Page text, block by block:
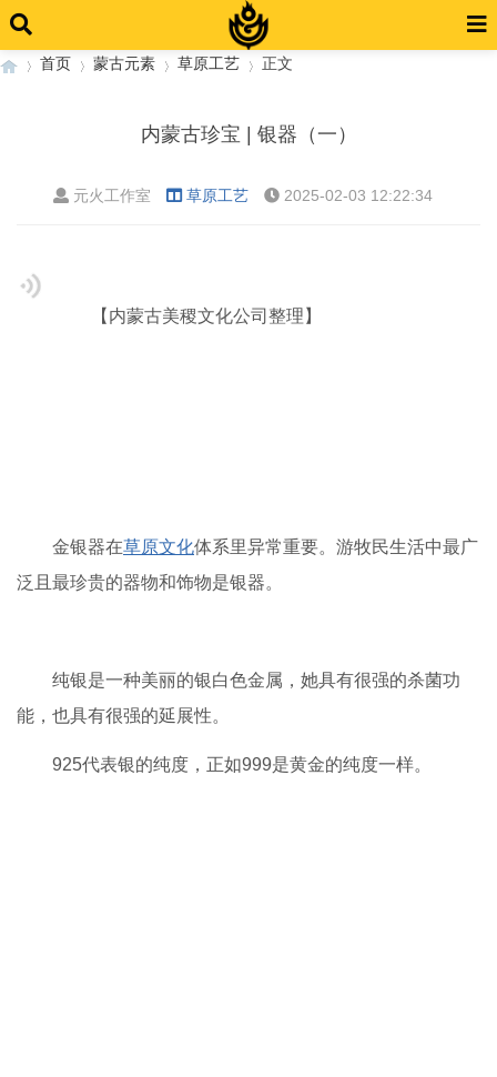
首页 蒙古元素 草原工艺 正文
内蒙古珍宝 | 银器（一）
元火工作室 草原工艺 2025-02-03 12:22:34
【内蒙古美稷文化公司整理】
金银器在草原文化体系里异常重要。游牧民生活中最广
泛且最珍贵的器物和饰物是银器。
纯银是一种美丽的银白色金属，她具有很强的杀菌功
能，也具有很强的延展性。
925代表银的纯度，正如999是黄金的纯度一样。